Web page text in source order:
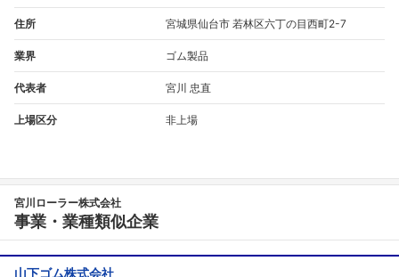
住所 宮城県仙台市 若林区六丁の目西町2-7
業界 ゴム製品
代表者 宮川 忠直
上場区分 非上場
宮川ローラー株式会社
事業・業種類似企業
山下ゴム株式会社